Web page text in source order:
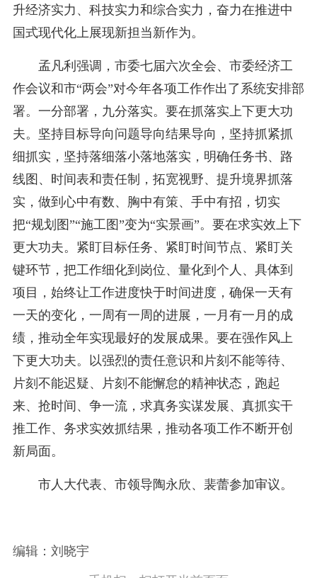
升经济实力、科技实力和综合实力，奋力在推进中
国式现代化上展现新担当新作为。
孟凡利强调，市委七届六次全会、市委经济工
作会议和市“两会”对今年各项工作作出了系统安排部
署。一分部署，九分落实。要在抓落实上下更大功
夫。坚持目标导向问题导向结果导向，坚持抓紧抓
细抓实，坚持落细落小落地落实，明确任务书、路
线图、时间表和责任制，拓宽视野、提升境界抓落
实，做到心中有数、胸中有策、手中有招，切实
把“规划图”“施工图”变为“实景画”。要在求实效上下
更大功夫。紧盯目标任务、紧盯时间节点、紧盯关
键环节，把工作细化到岗位、量化到个人、具体到
项目，始终让工作进度快于时间进度，确保一天有
一天的变化，一周有一周的进展，一月有一月的成
绩，推动全年实现最好的发展成果。要在强作风上
下更大功夫。以强烈的责任意识和片刻不能等待、
片刻不能迟疑、片刻不能懈怠的精神状态，跑起
来、抢时间、争一流，求真务实谋发展、真抓实干
推工作、务求实效抓结果，推动各项工作不断开创
新局面。
市人大代表、市领导陶永欣、裴蕾参加审议。
编辑：刘晓宇